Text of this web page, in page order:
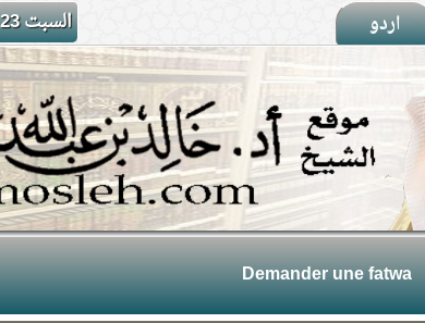
اردو السبت 23 صفر 1448 هـ - 8 أغسطس 2026
Demander une fatwa